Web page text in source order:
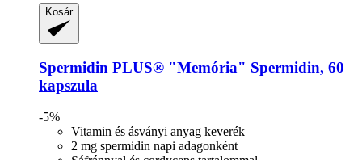
Kosár
Spermidin PLUS® "Memória" Spermidin, 60
kapszula
-5%
Vitamin és ásványi anyag keverék
2 mg spermidin napi adagonként